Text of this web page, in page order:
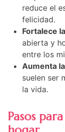
reduce el
felicidad.
Fortalece
abierta y
entre los
Aumenta
suelen ser
la vida.
Pasos